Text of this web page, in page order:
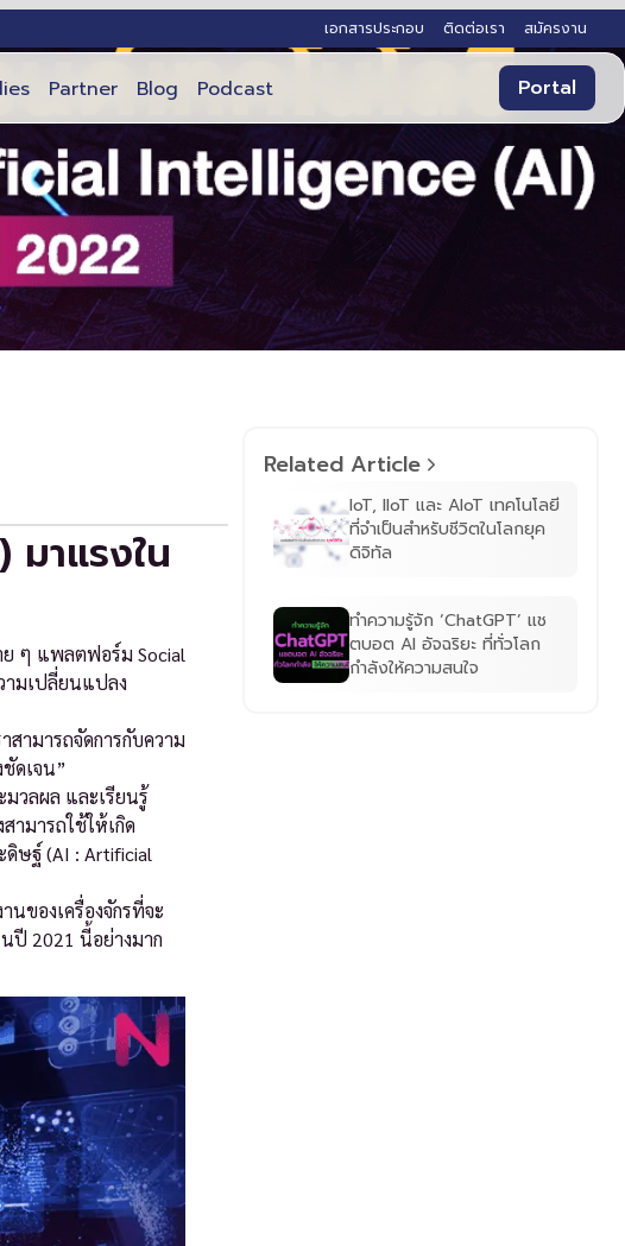
เอกสารประกอบ ติดต่อเรา สมัครงาน
Partner Blog Podcast Portal
าแรงใน
ๆ แพลตฟอร์ม Social
ามเปลี่ยนแปลง
สามารถจัดการกับความ
ดเจน”
วลผล และเรียนรู้
ามารถใช้ให้เกิด
ษฐ์ (AI : Artificial
นของเครื่องจักรที่จะ
ปี 2021 นี้อย่างมาก
Related Article
IoT, IIoT และ AIoT เทคโนโลยี
ที่จำเป็นสำหรับชีวิตในโลกยุค
ดิจิทัล
ทำความรู้จัก ‘ChatGPT’ แช
ตบอต AI อัจฉริยะ ที่ทั่วโลก
กำลังให้ความสนใจ